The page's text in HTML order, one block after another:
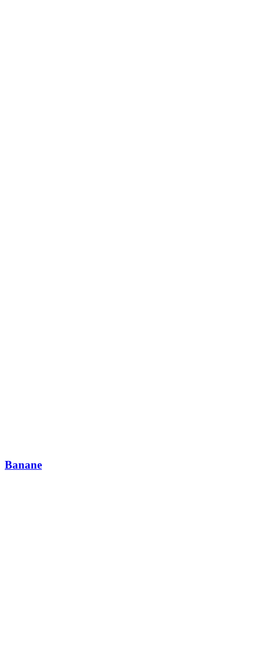
Banane